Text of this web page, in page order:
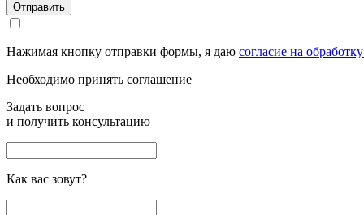
Отправить
Нажимая кнопку отправки формы, я даю согласие на
Необходимо принять соглашение
Задать вопрос
и получить консультацию
Как вас зовут?